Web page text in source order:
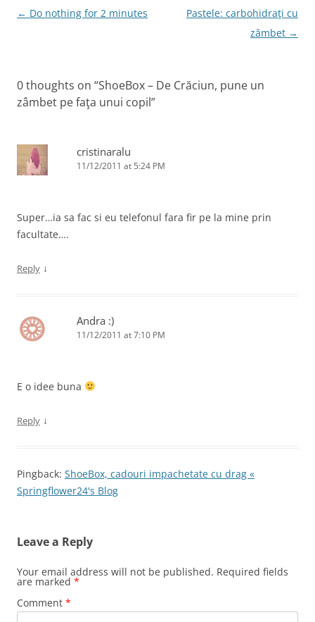
k
Post
← Do nothing for 2 minutes
Pastele: carbohidraţi cu
zâmbet →
0 thoughts on “ShoeBox – De Crăciun, pune un
zâmbet pe faţa unui copil”
cristinaralu
11/12/2011 at 5:24 PM
Super…ia sa fac si eu telefonul fara fir pe la mine prin
facultate….
Reply ↓
Andra :)
11/12/2011 at 7:10 PM
E o idee buna
Reply ↓
Pingback: ShoeBox, cadouri impachetate cu drag «
Springflower24's Blog
Leave a Reply
Your email address will not be published. Required fields
are marked *
Comment *